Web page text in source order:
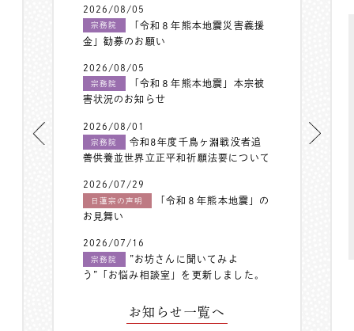
2026/08/05
宗務院
「令和８年熊本地震災害義援
金」勧募のお願い
2026/08/05
宗務院
「令和８年熊本地震」本宗被
害状況のお知らせ
2026/08/01
宗務院
令和8年度千鳥ヶ淵戦没者追
善供養並世界立正平和祈願法要について
2026/07/29
日蓮宗の声明
「令和８年熊本地震」の
お見舞い
2026/07/16
宗務院
”お坊さんに聞いてみよ
う”「お悩み相談室」を更新しました。
お知らせ一覧へ